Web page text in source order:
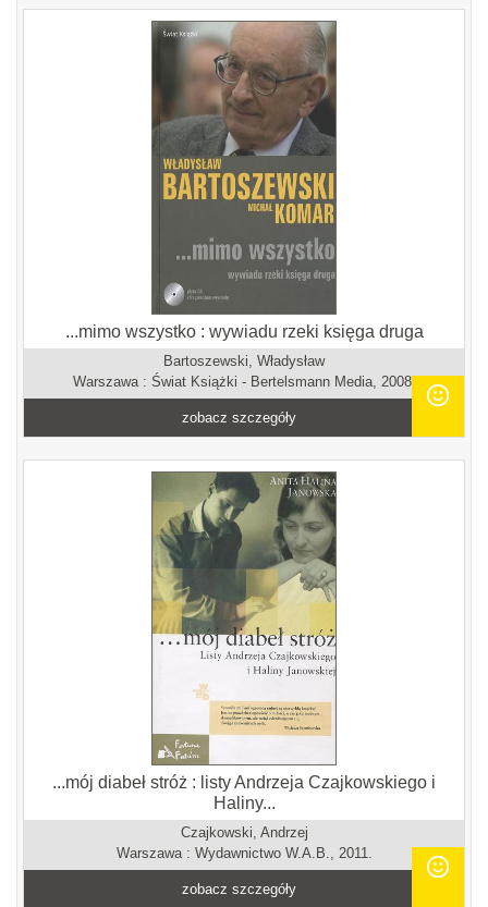
...mimo wszystko : wywiadu rzeki księga druga
Bartoszewski, Władysław
Warszawa : Świat Książki - Bertelsmann Media, 2008.
zobacz szczegóły
...mój diabeł stróż : listy Andrzeja Czajkowskiego i
Haliny...
Czajkowski, Andrzej
Warszawa : Wydawnictwo W.A.B., 2011.
zobacz szczegóły